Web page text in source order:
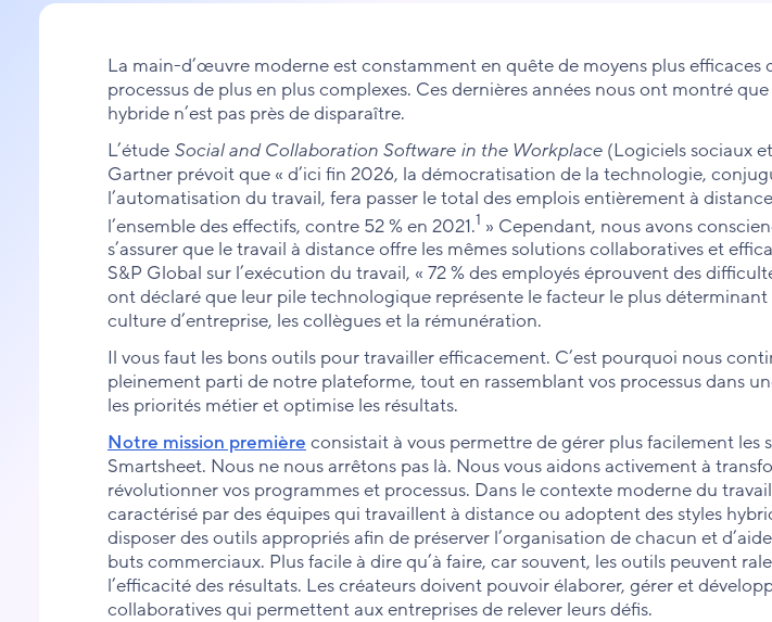
La main-d’œuvre moderne est constamment en quête de moyens plus efficaces
processus de plus en plus complexes. Ces dernières années nous ont montré
hybride n’est pas près de disparaître.
L’étude Social and Collaboration Software in the Workplace(Logiciels sociaux
Gartner prévoit que « d’ici fin 2026, la démocratisation de la technologie,
l’automatisation du travail, fera passer le total des emplois entièrement à
l’ensemble des effectifs, contre 52 % en 2021.1 » Cependant, nous avons
s’assurer que le travail à distance offre les mêmes solutions collaboratives et
S&P Global sur l’exécution du travail, « 72 % des employés éprouvent des
ont déclaré que leur pile technologique représente le facteur le plus
culture d’entreprise, les collègues et la rémunération.
Il vous faut les bons outils pour travailler efficacement. C’est pourquoi nous
pleinement parti de notre plateforme, tout en rassemblant vos processus dans
les priorités métier et optimise les résultats.
Notre mission première consistait à vous permettre de gérer plus facilement les
Smartsheet. Nous ne nous arrêtons pas là. Nous vous aidons activement à
révolutionner vos programmes et processus. Dans le contexte moderne du
caractérisé par des équipes qui travaillent à distance ou adoptent des styles
disposer des outils appropriés afin de préserver l’organisation de chacun et
buts commerciaux. Plus facile à dire qu’à faire, car souvent, les outils peuvent
l’efficacité des résultats. Les créateurs doivent pouvoir élaborer, gérer et
collaboratives qui permettent aux entreprises de relever leurs défis.